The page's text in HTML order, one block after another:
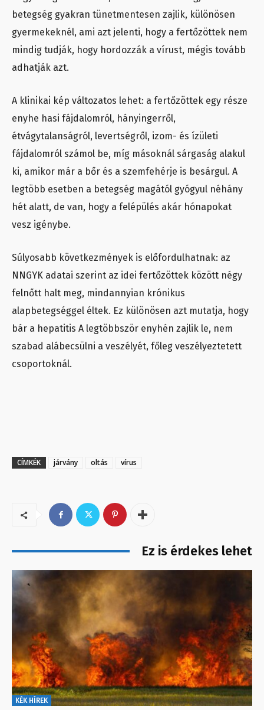
betegség gyakran tünetmentesen zajlik, különösen
gyermekeknél, ami azt jelenti, hogy a fertőzöttek nem
mindig tudják, hogy hordozzák a vírust, mégis tovább
adhatják azt.
A klinikai kép változatos lehet: a fertőzöttek egy része
enyhe hasi fájdalomról, hányingerről,
étvágytalanságról, levertségről, izom- és ízületi
fájdalomról számol be, míg másoknál sárgaság alakul
ki, amikor már a bőr és a szemfehérje is besárgul. A
legtöbb esetben a betegség magától gyógyul néhány
hét alatt, de van, hogy a felépülés akár hónapokat
vesz igénybe.
Súlyosabb következmények is előfordulhatnak: az
NNGYK adatai szerint az idei fertőzöttek között négy
felnőtt halt meg, mindannyian krónikus
alapbetegséggel éltek. Ez különösen azt mutatja, hogy
bár a hepatitis A legtöbbször enyhén zajlik le, nem
szabad alábecsülni a veszélyét, főleg veszélyeztetett
csoportoknál.
CÍMKÉK járvány oltás vírus
Ez is érdekes lehet
KÉK HÍREK